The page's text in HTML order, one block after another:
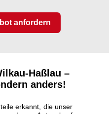
anfordern
Haßlau –
anders!
erkannt, die unser